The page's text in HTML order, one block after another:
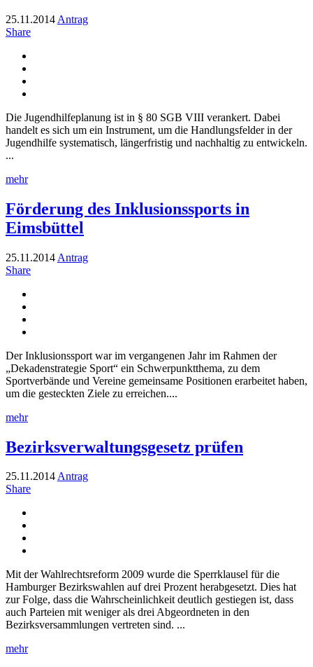
25.11.2014 Antrag
Share
Die Jugendhilfeplanung ist in § 80 SGB VIII verankert. Dabei
handelt es sich um ein Instrument, um die Handlungsfelder in der
Jugendhilfe systematisch, längerfristig und nachhaltig zu entwickeln.
...
mehr
Förderung des Inklusionssports in
Eimsbüttel
25.11.2014 Antrag
Share
Der Inklusionssport war im vergangenen Jahr im Rahmen der
„Dekadenstrategie Sport“ ein Schwerpunktthema, zu dem
Sportverbände und Vereine gemeinsame Positionen erarbeitet haben,
um die gesteckten Ziele zu erreichen....
mehr
Bezirksverwaltungsgesetz prüfen
25.11.2014Antrag
Share
Mit der Wahlrechtsreform 2009 wurde die Sperrklausel für die
Hamburger Bezirkswahlen auf drei Prozent herabgesetzt. Dies hat
zur Folge, dass die Wahrscheinlichkeit deutlich gestiegen ist, dass
auch Parteien mit weniger als drei Abgeordneten in den
Bezirksversammlungen vertreten sind. ...
mehr